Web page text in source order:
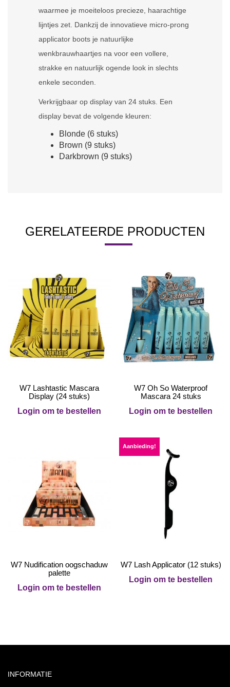
waarmee je moeiteloos precieze, haarachtige
lijntjes zet. Dankzij de innovatieve micro-prong
applicator boots je natuurlijke
wenkbrauwhaartjes na voor een vollere,
strakke en natuurlijk ogende look in slechts
enkele seconden.
Verkrijgbaar op display van 24 stuks. Een
display bevat de volgende kleuren:
Blonde (6 stuks)
Brown (9 stuks)
Darkbrown (9 stuks)
GERELATEERDE PRODUCTEN
W7 Lashtastic Mascara
Display (24 stuks)
Login om te bestellen
W7 Oh So Waterproof
Mascara 24 stuks
Login om te bestellen
W7 Nudification oogschaduw
palette
Login om te bestellen
Aanbieding!
W7 Lash Applicator (12 stuks)
Login om te bestellen
INFORMATIE